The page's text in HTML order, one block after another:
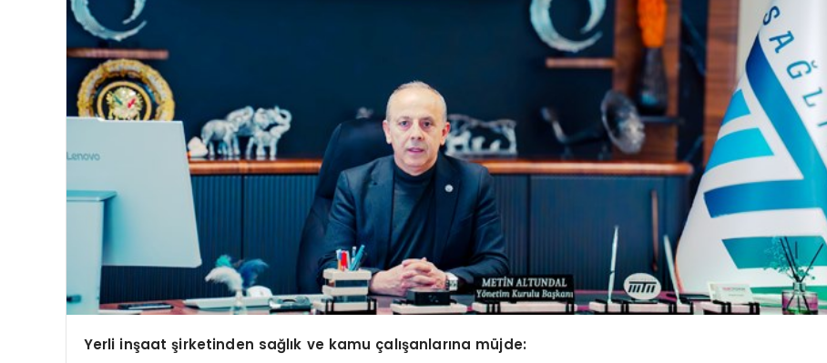
Yerli inşaat şirketinden sağlık ve kamu çalışanlarına müjde: